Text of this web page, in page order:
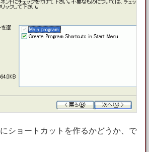
ショートカットを作るかどうか、で